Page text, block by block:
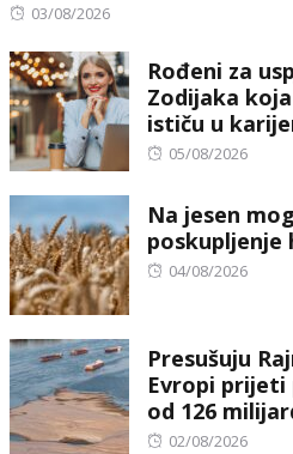
Posted
03/08/2026
Rođeni za
Zodijaka
ističu u
Posted
05/08/2026
Na jesen
poskupljenje
Posted
04/08/2026
Presušuju
Evropi prijeti
od 126
Posted
02/08/2026